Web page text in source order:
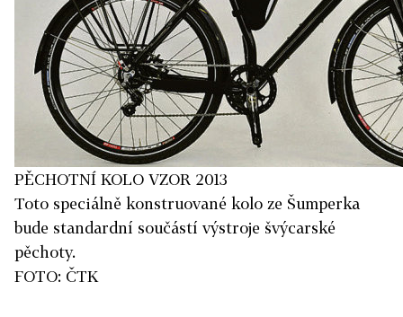
PĚCHOTNÍ KOLO VZOR 2013
Toto speciálně konstruované kolo ze Šumperka
bude standardní součástí výstroje švýcarské
pěchoty.
FOTO: ČTK